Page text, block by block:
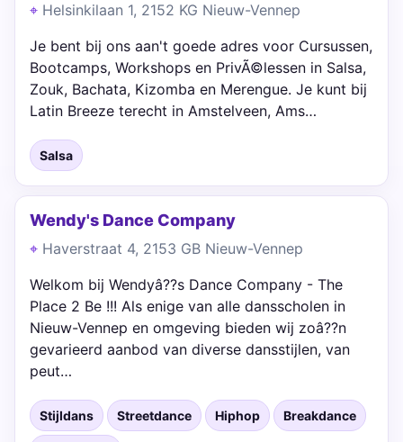
Helsinkilaan 1, 2152 KG Nieuw-Vennep
Je bent bij ons aan't goede adres voor Cursussen,
Bootcamps, Workshops en PrivÃ©lessen in Salsa,
Zouk, Bachata, Kizomba en Merengue. Je kunt bij
Latin Breeze terecht in Amstelveen, Ams…
Salsa
Wendy's Dance Company
Haverstraat 4, 2153 GB Nieuw-Vennep
Welkom bij Wendyâ??s Dance Company - The
Place 2 Be !!! Als enige van alle dansscholen in
Nieuw-Vennep en omgeving bieden wij zoâ??n
gevarieerd aanbod van diverse dansstijlen, van
peut…
Stijldans Streetdance Hiphop Breakdance